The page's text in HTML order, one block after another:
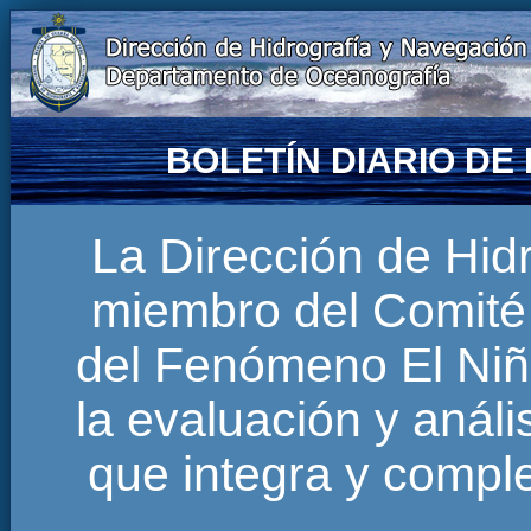
BOLETÍN DIARIO DE
La Dirección de
miembro del
del Fenómeno El
la evaluación y
que integra y